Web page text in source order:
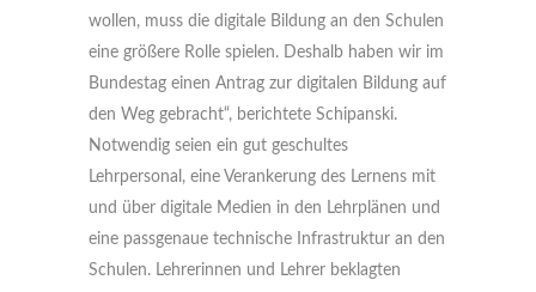
wollen, muss die digitale Bildung an den Schulen
eine größere Rolle spielen. Deshalb haben wir im
Bundestag einen Antrag zur digitalen Bildung auf
den Weg gebracht“, berichtete Schipanski.
Notwendig seien ein gut geschultes
Lehrpersonal, eine Verankerung des Lernens mit
und über digitale Medien in den Lehrplänen und
eine passgenaue technische Infrastruktur an den
Schulen. Lehrerinnen und Lehrer beklagten